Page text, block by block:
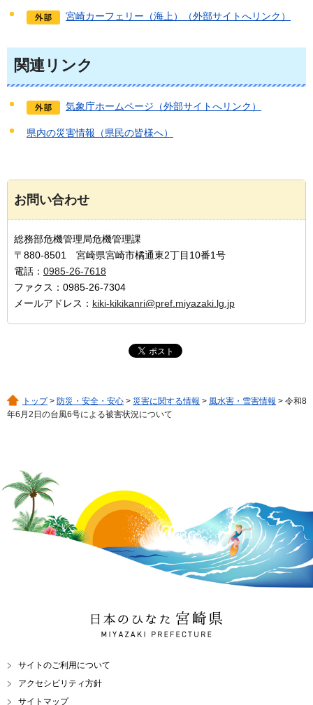
宮崎カーフェリー（海上）（外部サイトへリンク）
関連リンク
気象庁ホームページ（外部サイトへリンク）
県内の災害情報（県民の皆様へ）
お問い合わせ
総務部危機管理局危機管理課
〒880-8501 宮崎県宮崎市橘通東2丁目10番1号
電話： 0985-26-7618
ファクス：0985-26-7304
メールアドレス： kiki-kikikanri@pref.miyazaki.lg.jp
トップ> 防災・安全・安心 > 災害に関する情報 > 風水害・雪害情報 > 令和8
年6月2日の台風6号による被害状況について
日本のひなた 宮崎県
MIYAZAKI PREFECTURE
サイトのご利用について
アクセシビリティ方針
サイトマップ